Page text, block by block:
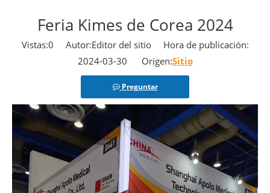
Feria Kimes de Corea 2024
Vistas:0 Autor:Editor del sitio Hora de publicación:
2024-03-30 Origen:Sitio
Preguntar